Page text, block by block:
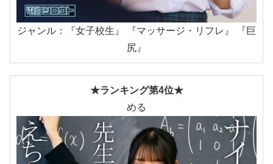
ジャンル：『女子校生』 『マッサージ・リフレ』 『巨
尻』
★ランキング第4位★
める